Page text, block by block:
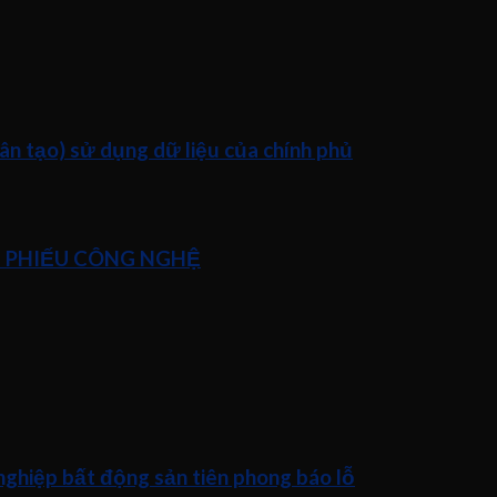
tạo) sử dụng dữ liệu của chính phủ
CÔNG NGHỆ
bất động sản tiên phong báo lỗ